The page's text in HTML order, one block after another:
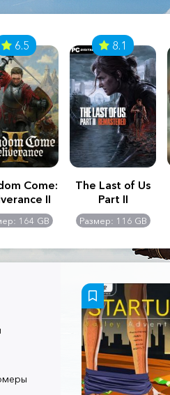
6.5
Come:
II
164 GB
8.1
The Last of Us
Part II
Remastered
Размер: 116 GB